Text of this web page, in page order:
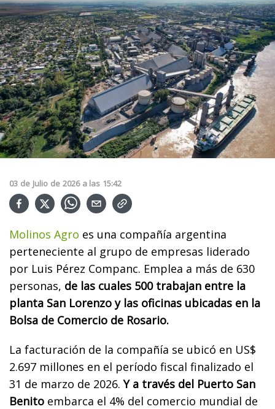
03 de Julio de 2026 a las 15:42
Molinos Agro es una compañía argentina
perteneciente al grupo de empresas liderado
por Luis Pérez Companc. Emplea a más de 630
personas, de las cuales 500 trabajan entre la
planta San Lorenzo y las oficinas ubicadas en la
Bolsa de Comercio de Rosario.
La facturación de la compañía se ubicó en US$
2.697 millones en el período fiscal finalizado el
31 de marzo de 2026.Y a través del Puerto San
Benito embarca el 4% del comercio mundial de